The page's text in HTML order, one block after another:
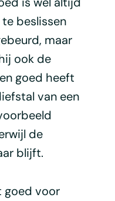
beslissen
maar
ook de
goed heeft
van een
de
blijft.
goed voor